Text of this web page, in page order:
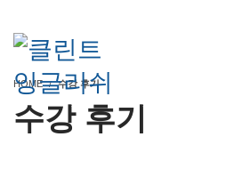
HOME 수강 후기
수강 후기